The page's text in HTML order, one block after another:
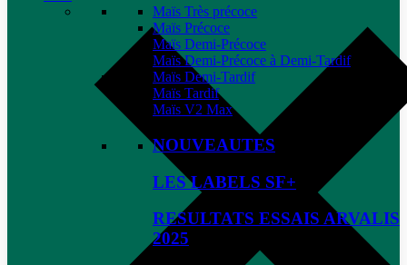
Maïs Très précoce
Maïs Précoce
Maïs Demi-Précoce
Maïs Demi-Précoce à Demi-Tardif
Maïs Demi-Tardif
Maïs Tardif
Maïs V2 Max
NOUVEAUTES
LES LABELS SF+
RESULTATS ESSAIS ARVALIS
2025